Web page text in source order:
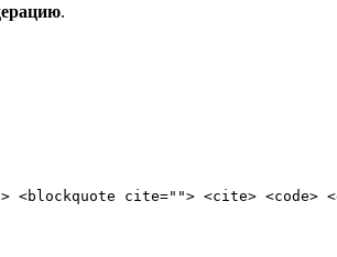
.
cite=""> <cite> <code>